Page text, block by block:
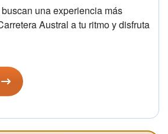
una experiencia más
Austral a tu ritmo y disfruta